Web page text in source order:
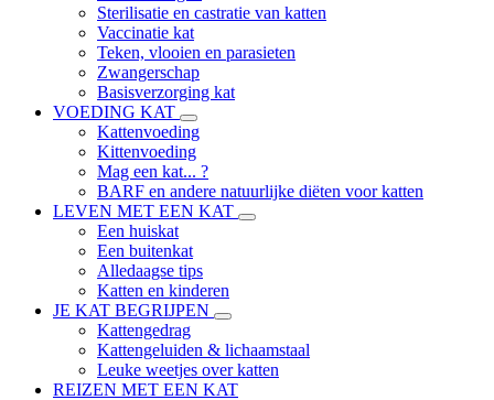
Sterilisatie en castratie van katten
Vaccinatie kat
Teken, vlooien en parasieten
Zwangerschap
Basisverzorging kat
VOEDING KAT
Kattenvoeding
Kittenvoeding
Mag een kat... ?
BARF en andere natuurlijke diëten voor katten
LEVEN MET EEN KAT
Een huiskat
Een buitenkat
Alledaagse tips
Katten en kinderen
JE KAT BEGRIJPEN
Kattengedrag
Kattengeluiden & lichaamstaal
Leuke weetjes over katten
REIZEN MET EEN KAT